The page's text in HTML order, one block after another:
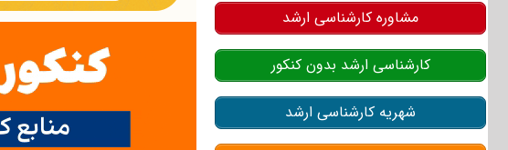
مشاوره کارشناسی ارشد
کارشناسی ارشد بدون کنکور
شهریه کارشناسی ارشد